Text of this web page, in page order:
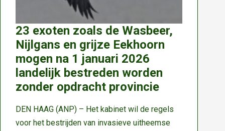
23 exoten zoals de Wasbeer,
Nijlgans en grijze Eekhoorn
mogen na 1 januari 2026
landelijk bestreden worden
zonder opdracht provincie
DEN HAAG (ANP) – Het kabinet wil de regels
voor het bestrijden van invasieve uitheemse